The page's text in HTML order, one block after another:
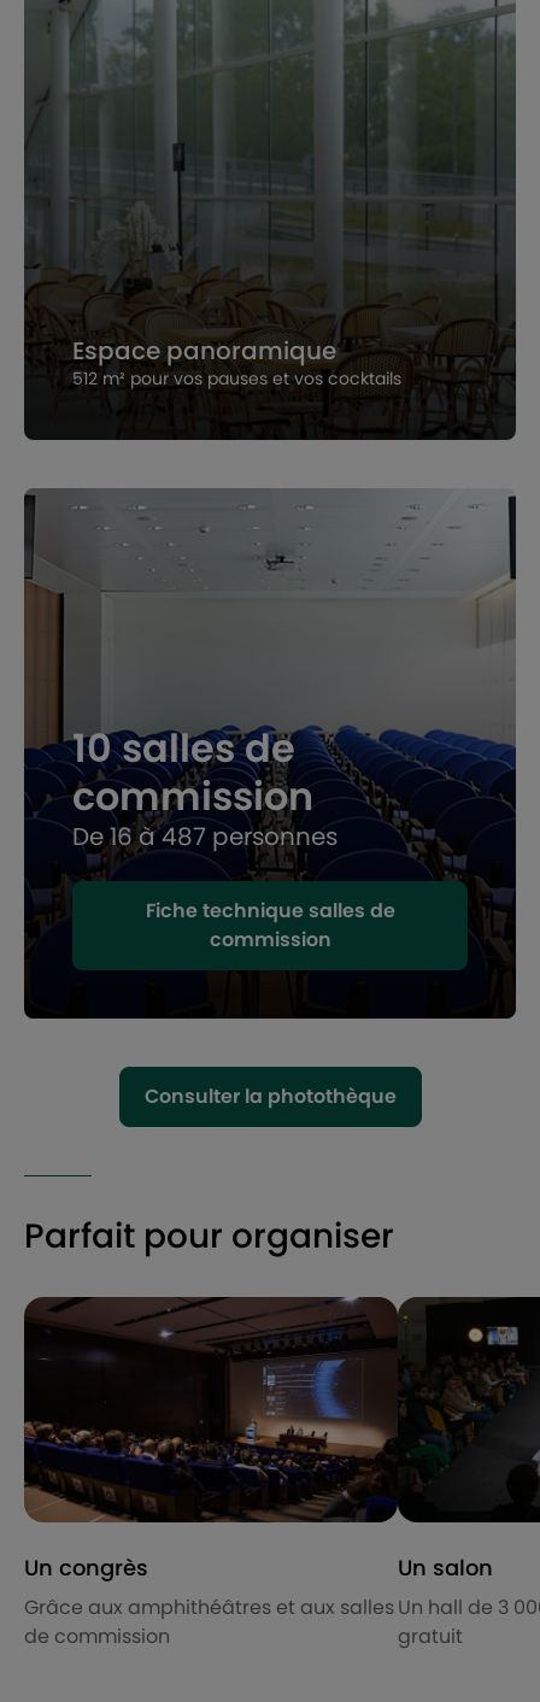
Espace panoramique
512 m² pour vos pauses et vos cocktails
10 salles de
commission
De 16 à 487 personnes
Fiche technique salles de
commission
Consulter la photothèque
Parfait pour organiser
Un congrès
Grâce aux amphithéâtres et aux salles
de commission
Un salon
Un hall de 3
gratuit